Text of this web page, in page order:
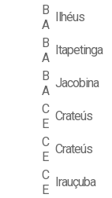
B
A
Ilhéus
B
A
Itapetinga
B
A
Jacobina
C
E
Crateús
C
E
Crateús
C
E
Irauçuba